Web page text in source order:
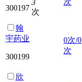
300197
3
次
翰
宇药业
300199
0次/0
次
欣